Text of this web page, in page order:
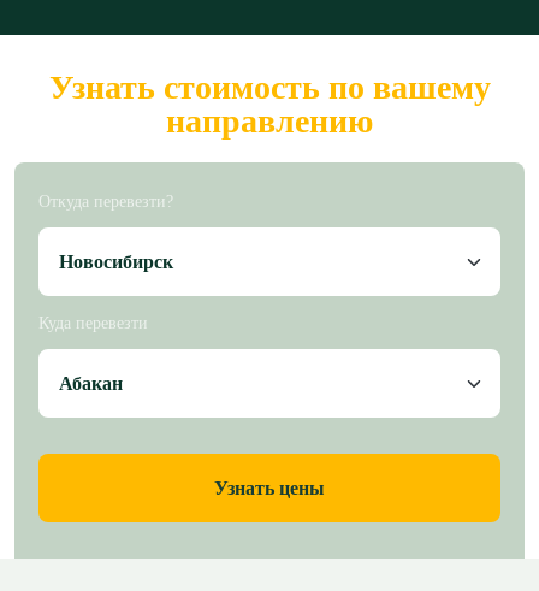
Узнать стоимость по вашему
направлению
Откуда перевезти?
Куда перевезти
Узнать цены